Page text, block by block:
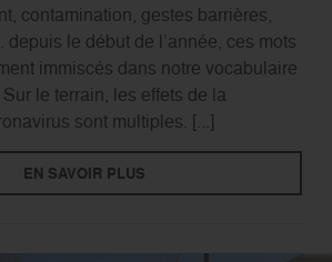
contamination, gestes barrières,
depuis le début de l’année, ces mots
immiscés dans notre vocabulaire
le terrain, les effets de la
sont multiples. [...]
EN SAVOIR PLUS